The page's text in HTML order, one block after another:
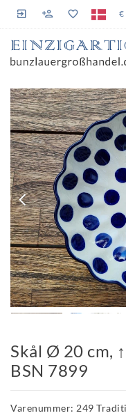
€
Skål Ø 20 cm,
BSN 7899
Varenummer: 249